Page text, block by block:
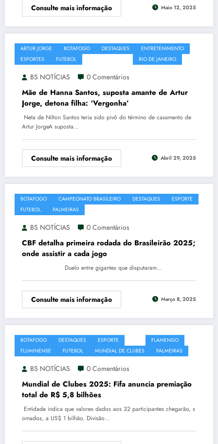
Consulte mais informação Maio 12, 2025
ARTUR JORGE BOTAFOGO DESTAQUES
ENTRETENIMENTO
ESPORTES
FUTEBOL RIO DE JANEIRO
BS NOTÍCIAS 0 Comentários
Mãe de Hanna Santos, suposta amante de Artur
Jorge, detona filha: ‘Vergonha’
Neta de Nilton Santos teria sido pivô do término de casamento de
Artur JorgeA suposta…
Consulte mais informação Abril 29, 2025
BOTAFOGO CAMPEONATO BRASILEIRO DESTAQUES
ESPORTE
FUTEBOL
PALMEIRAS
BS NOTÍCIAS 0 Comentários
CBF detalha primeira rodada do Brasileirão 2025;
onde assistir a cada jogo
Duelo entre gigantes que disputaram…
Consulte mais informação Março 8, 2025
BOTAFOGO DESTAQUES ESPORTE
FLAMENGO
FLUMINENSE
FUTEBOL MUNDIAL DE CLUBES PALMEIRAS
BS NOTÍCIAS 0 Comentários
Mundial de Clubes 2025: Fifa anuncia premiação
total de R$ 5,8 bilhões
Entidade indica que valores dados aos 32 participantes chegarão, s
omados, a US$ 1 bilhão. Divisão…